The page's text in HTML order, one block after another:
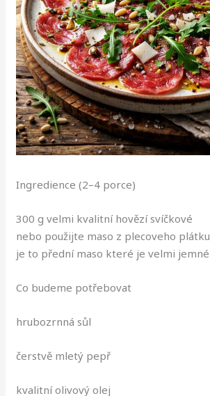
Ingredience (2–4 porce)
300 g velmi kvalitní hovězí svíčkové
nebo použijte maso z plecoveho plátku
je to přední maso které je velmi jemné
Co budeme potřebovat
hrubozrnná sůl
čerstvě mletý pepř
kvalitní olivový olej